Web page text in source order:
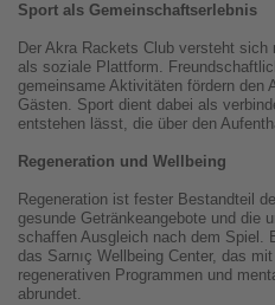
Sport als Gemeinschaftserlebnis
Der Akra Rackets Club versteht
als soziale Plattform.
gemeinsame Aktivitäten fördern den
Gästen. Sport dient dabei als
entstehen lässt, die über den
Regeneration und Wellbeing
Regeneration ist fester Bestandteil
gesunde Getränkeangebote und die
schaffen Ausgleich nach dem Spiel.
das Sarnıç Wellbeing Center, das
regenerativen Programmen und
abrundet.